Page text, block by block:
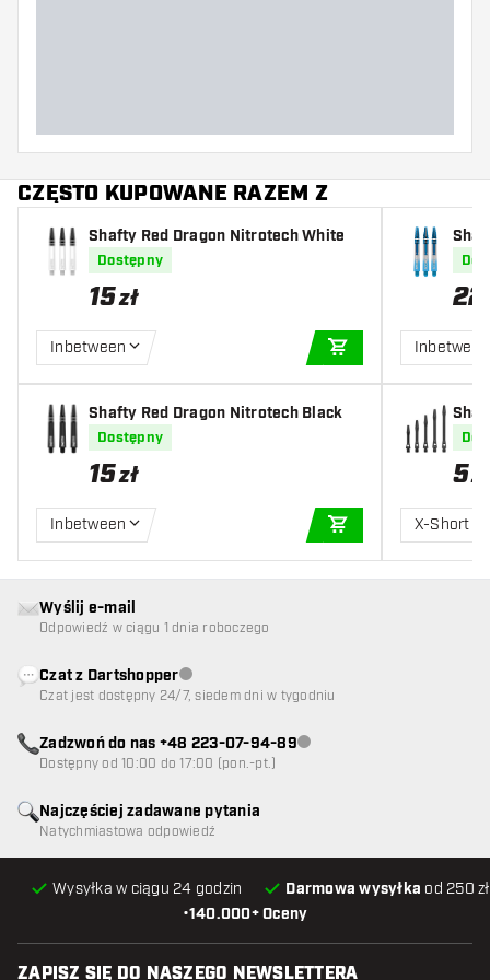
CZĘSTO KUPOWANE RAZEM Z
Shafty Red Dragon Nitrotech White
Dostępny
15zł
Inbetween
DODAJ DO
Shafty Red Dragon Nitrotech Black
Dostępny
15zł
Inbetween
DODAJ DO
22
Inbetween
ck
5zł
X-Short
•140.000+ Oceny
Wysyłka w ciągu 24 godzin Darmowa wysyłka od 250
Najczęściej zadawane pytania
Natychmiastowa odpowiedź
Wyślij e-mail
Odpowiedź w ciągu 1 dnia roboczego
Czat z DartshopperObsługa klienta niedostępna
Czat jest dostępny 24/7, siedem dni w tygodniu
Zadzwoń do nas +48 223-07-94-89Obsługa klienta niedostępna
Dostępny od 10:00 do 17:00 (pon.-pt.)
ZAPISZ SIĘ DO NASZEGO NEWSLETTERA